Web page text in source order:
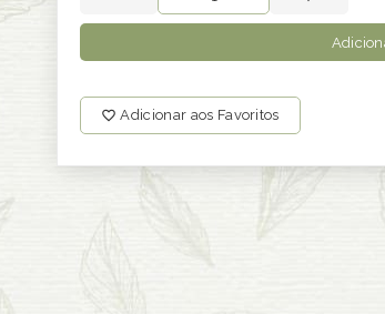
Adicionar aos Favoritos